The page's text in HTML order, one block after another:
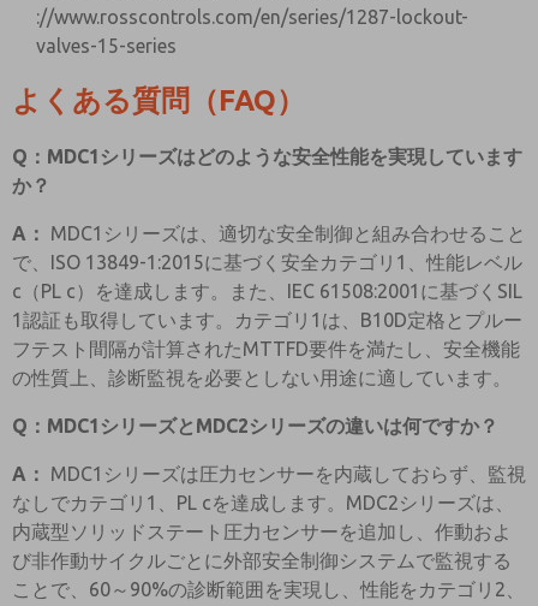
://www.rosscontrols.com/en/series/1287-lockout-
valves-15-series
よくある質問（FAQ）
Q：MDC1シリーズはどのような安全性能を実現しています
か？
A：
MDC1シリーズは、適切な安全制御と組み合わせること
で、ISO 13849-1:2015に基づく安全カテゴリ1、性能レベル
c（PL c）を達成します。また、IEC 61508:2001に基づくSIL
1認証も取得しています。カテゴリ1は、B10D定格とプルー
フテスト間隔が計算されたMTTFD要件を満たし、安全機能
の性質上、診断監視を必要としない用途に適しています。
Q：MDC1シリーズとMDC2シリーズの違いは何ですか？
A：
MDC1シリーズは圧力センサーを内蔵しておらず、監視
なしでカテゴリ1、PL cを達成します。MDC2シリーズは、
内蔵型ソリッドステート圧力センサーを追加し、作動およ
び非作動サイクルごとに外部安全制御システムで監視する
ことで、60～90%の診断範囲を実現し、性能をカテゴリ2、